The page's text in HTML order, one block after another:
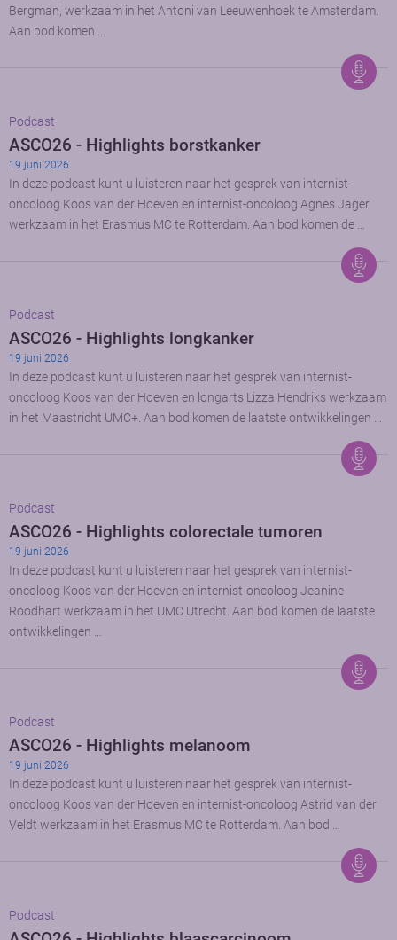
Bergman, werkzaam in het Antoni van Leeuwenhoek te Amsterdam.
Aan bod komen …
Podcast
ASCO26 - Highlights borstkanker
19 juni 2026
In deze podcast kunt u luisteren naar het gesprek van internist-
oncoloog Koos van der Hoeven en internist-oncoloog Agnes Jager
werkzaam in het Erasmus MC te Rotterdam. Aan bod komen de …
Podcast
ASCO26 - Highlights longkanker
19 juni 2026
In deze podcast kunt u luisteren naar het gesprek van internist-
oncoloog Koos van der Hoeven en longarts Lizza Hendriks werkzaam
in het Maastricht UMC+. Aan bod komen de laatste ontwikkelingen …
Podcast
ASCO26 - Highlights colorectale tumoren
19 juni 2026
In deze podcast kunt u luisteren naar het gesprek van internist-
oncoloog Koos van der Hoeven en internist-oncoloog Jeanine
Roodhart werkzaam in het UMC Utrecht. Aan bod komen de laatste
ontwikkelingen …
Podcast
ASCO26 - Highlights melanoom
19 juni 2026
In deze podcast kunt u luisteren naar het gesprek van internist-
oncoloog Koos van der Hoeven en internist-oncoloog Astrid van der
Veldt werkzaam in het Erasmus MC te Rotterdam. Aan bod …
Podcast